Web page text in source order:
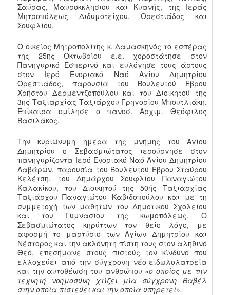
Σαύρας, Μαυροκκλησιου και Κυανής, της Ιεράς
Μητροπόλεως Διδυμοτείχου, Ορεστιάδος και
Σουφλίου.
Ο οικείος Μητροπολίτης κ. Δαμασκηνός το εσπέρας
της 25ης Οκτωβρίου ε.ε. χοροστάτησε στον
Πανηγυρικό Εσπερινό και ευλόγησε τους άρτους
στον Ιερό Ενοριακό Ναό Αγίου Δημητρίου
Ορεστιάδος, παρουσία του Βουλευτού Έβρου
Χρήστου Δερμεντζοπούλου και του Διοικητού της
3ης Ταξιαρχίας Ταξιάρχου Γρηγορίου Μπουτλιάκη.
Επίκαιρα ομίλησε ο πανοσ. Αρχιμ. Θεόφιλος
Βασιλάκος.
Την κυριώνυμη ημέρα της μνήμης του Αγίου
Δημητρίου ο Σεβασμιώτατος ιερούργησε στον
πανηγυρίζοντα Ιερό Ενοριακό Ναό Αγίου Δημητρίου
Λαβάρων, παρουσία του Βουλευτού Έβρου Σταύρου
Κελέτση, του Δημάρχου Σουφλίου Παναγιώτου
Καλακίκου, του Διοικητού της 50ής Ταξιαρχίας
Ταξιάρχου Παναγιώτου Καβιδοπούλου και με τη
συμμετοχή των μαθητών του Δημοτικού Σχολείου
και του Γυμνασίου της κωμοπόλεως. Ο
Σεβασμιώτατος κηρύττων τον θείο λόγο, με
αφορμή το μαρτύριο των Αγίων Δημητρίου και
Νέστορος και την ακλόνητη πίστη τους στον αληθινό
Θεό, επεσήμανε στους πιστούς τον κίνδυνο που
ελλοχεύει από την σύγχρονη νέο-ειδωλολατρεία
και την αυτοθέωση του ανθρώπου «ο οποίος με την
τεχνητή νοημοσύνη χτίζει μία σύγχρονη Βαβέλ
στην οποία πιστεύει και την οποία υπηρετεί».